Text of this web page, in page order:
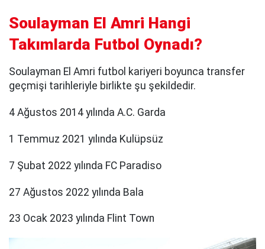
Soulayman El Amri Hangi
Takımlarda Futbol Oynadı?
Soulayman El Amri futbol kariyeri boyunca transfer
geçmişi tarihleriyle birlikte şu şekildedir.
4 Ağustos 2014 yılında A.C. Garda
1 Temmuz 2021 yılında Kulüpsüz
7 Şubat 2022 yılında FC Paradiso
27 Ağustos 2022 yılında Bala
23 Ocak 2023 yılında Flint Town